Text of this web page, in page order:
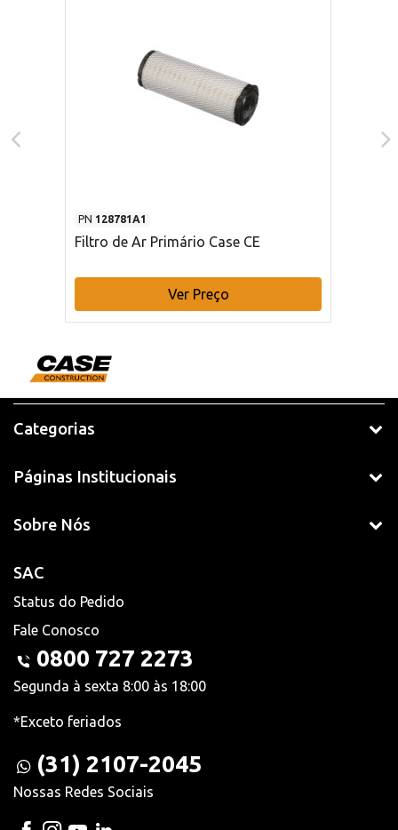
PN 128781A1
Filtro de Ar Primário Case CE
Ver Preço
Categorias
Páginas Institucionais
Sobre Nós
SAC
Status do Pedido
Fale Conosco
0800 727 2273
Segunda à sexta 8:00 às 18:00
*Exceto feriados
(31) 2107-2045
Nossas Redes Sociais